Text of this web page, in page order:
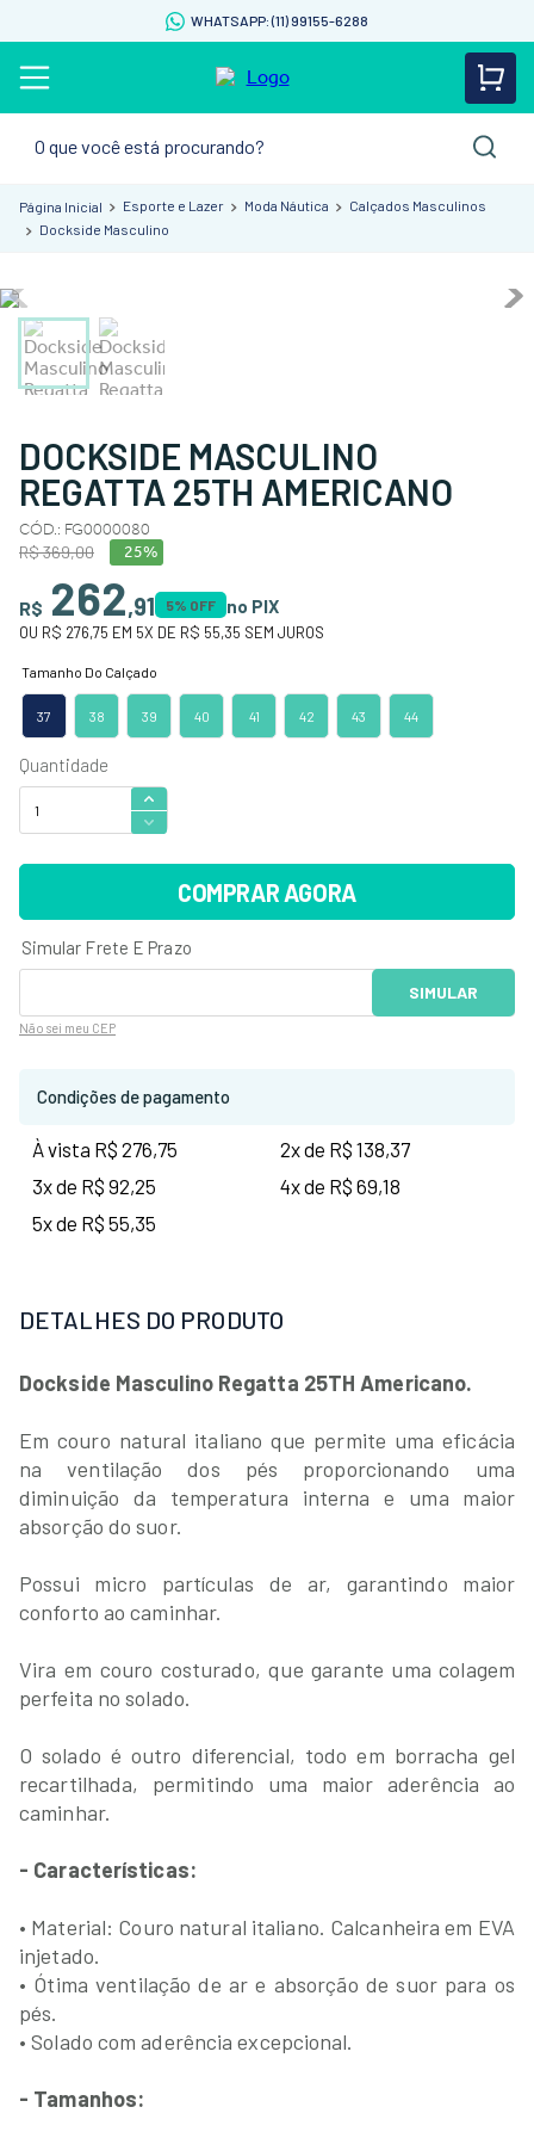
WHATSAPP: (11) 99155-6288
Esporte e Lazer Moda Náutica
Calçados Masculinos
Dockside Masculino
DOCKSIDE MASCULINO
REGATTA 25TH AMERICANO
CÓD.: FG0000080
R$369,00 25%
R$ 262,91 5% OFF no PIX
OU R$ 276,75 EM 5X DE R$ 55,35 SEM JUROS
37 38 39 40 41 42 43 44
COMPRAR AGORA
Não sei meu CEP
Condições de pagamento
À vista R$ 276,75
2x de R$ 138,37
3x de R$ 92,25
4x de R$ 69,18
5x de R$ 55,35
DETALHES DO PRODUTO
Dockside Masculino Regatta 25TH Americano.
Em couro natural italiano que permite uma eficácia
na ventilação dos pés proporcionando uma
diminuição da temperatura interna e uma maior
absorção do suor.
Possui micro partículas de ar, garantindo maior
conforto ao caminhar.
Vira em couro costurado, que garante uma colagem
perfeita no solado.
O solado é outro diferencial, todo em borracha gel
recartilhada, permitindo uma maior aderência ao
caminhar.
- Características:
• Material: Couro natural italiano. Calcanheira em EVA
injetado.
• Ótima ventilação de ar e absorção de suor para os
pés.
• Solado com aderência excepcional.
- Tamanhos: